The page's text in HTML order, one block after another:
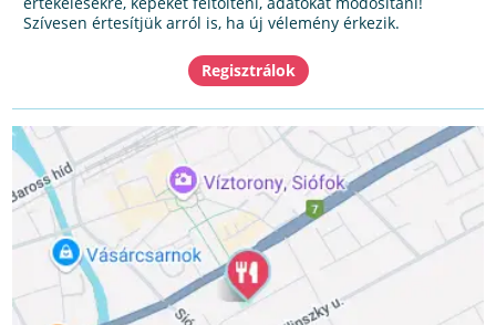
Szívesen értesítjük arról is, ha új vélemény érkezik.